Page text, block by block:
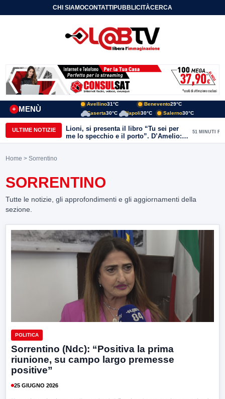
CHI SIAMOCONTATTIPUBBLICITÀCERCA
MENÙ
+
Avellino31°C Benevento29°C
Caserta30°C Napoli30°C Salerno30°C
ULTIME NOTIZIE
Lioni, si presenta il libro “Tu sei per
me lo specchio e il porto”. D’Amelio:
“Gettiamo un seme d’impegno futuro
51 MINUTI FA
Home > Sorrentino
SORRENTINO
Tutte le notizie, gli approfondimenti e gli aggiornamenti della
sezione.
POLITICA
Sorrentino (Ndc): “Positiva la prima
riunione, su campo largo premesse
positive”
25 GIUGNO 2026